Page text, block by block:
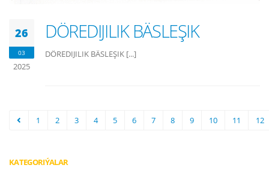
26
03
2025
DÖREDIJILIK BÄSLEŞIK
DÖREDIJILIK BÄSLEŞIK [...]
1 2 3 4 5 6 7 8 9 10 11 12
KATEGORIÝALAR